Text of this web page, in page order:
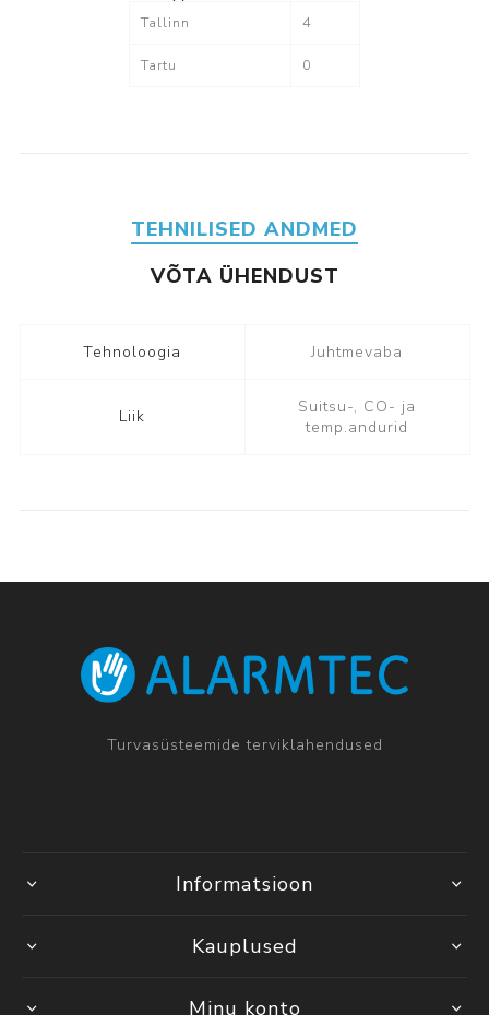
Tallinn 4
Tartu 0
TEHNILISED ANDMED
VÕTA ÜHENDUST
Tehnoloogia Juhtmevaba
Liik
Suitsu-, CO- ja
temp.andurid
Turvasüsteemide terviklahendused
Informatsioon
Kauplused
Minu konto